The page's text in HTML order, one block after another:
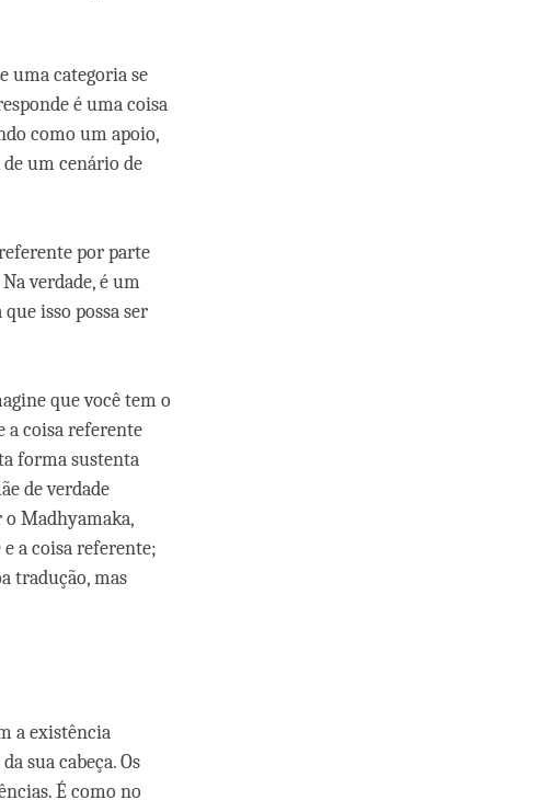
uma categoria se
é uma coisa
como um apoio,
um cenário de
por parte
verdade, é um
isso possa ser
que você tem o
a coisa referente
forma sustenta
de verdade
o Madhyamaka,
a coisa referente;
tradução, mas
a existência
sua cabeça. Os
É como no